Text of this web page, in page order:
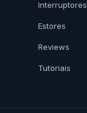
Interruptores
Estores
Reviews
Tutoriais